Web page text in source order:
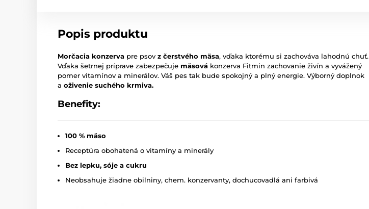
Popis produktu
Morčacia konzerva pre psov z čerstvého mäsa, vďaka ktorému si zachováva lahodnú chuť.
Vďaka šetrnej príprave zabezpečuje mäsová konzerva Fitmin zachovanie živín a vyvážený
pomer vitamínov a minerálov. Váš pes tak bude spokojný a plný energie. Výborný doplnok
a oživenie suchého krmiva.
Benefity:
100 % mäso
Receptúra obohatená o vitamíny a minerály
Bez lepku, sóje a cukru
Neobsahuje žiadne obilniny, chem. konzervanty, dochucovadlá ani farbivá